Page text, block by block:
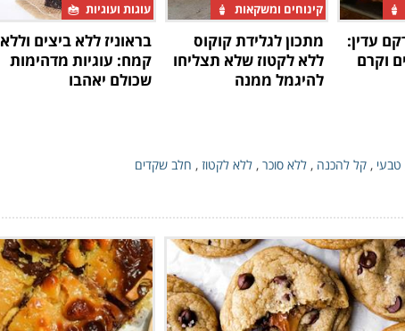
עדין:
וקרם
קינוחים ומשקאות
מתכון לגלידת קוקוס
ללא לקטוז שלא תצליחו
להיגמל ממנה
עוגות ועוגיות
בראוניז ללא ביצים וללא
קמח: עוגיות מדהימות
שכולם יאהבו
טבעי , קל להכנה , ללא סוכר , ללא לקטוז , חלב שקדים